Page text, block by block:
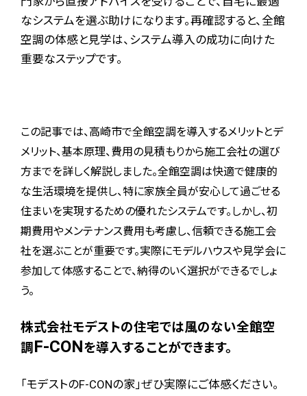
なシステムを選ぶ助けになります。再確認すると、全館
空調の体感と見学は、システム導入の成功に向けた
重要なステップです。
この記事では、高崎市で全館空調を導入するメリットとデ
メリット、基本原理、費用の見積もりから施工会社の選び
方までを詳しく解説しました。全館空調は快適で健康的
な生活環境を提供し、特に家族全員が安心して過ごせる
住まいを実現するための優れたシステムです。しかし、初
期費用やメンテナンス費用も考慮し、信頼できる施工会
社を選ぶことが重要です。実際にモデルハウスや見学会に
参加して体感することで、納得のいく選択ができるでしょ
う。
株式会社モデストの住宅では風のない全館空
調 F-CONを導入することができます。
「モデストのF-CONの家」ぜひ実際にご体感ください。